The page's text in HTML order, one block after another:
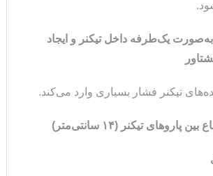
یک‌طرفه داخل تیکنر و ایجاد
تیکنر فشار بسیاری وارد می‌کند.
پاروهای تیکنر (۱۴ سانتی‌متر)